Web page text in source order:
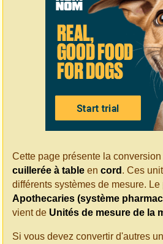
Cette page présente la
cuillerée à table en cord . Ces
différents systèmes de mesure.
Apothecaries (système
vient de Unités de mesure de la
Si vous devez convertir d'autres